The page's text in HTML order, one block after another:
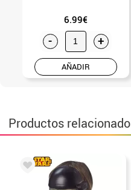
6.99€
- +
AÑADIR
Productos